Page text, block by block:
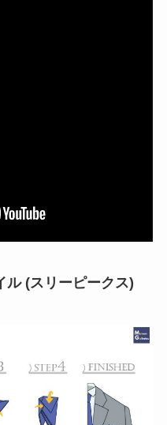
(スリーピークス)